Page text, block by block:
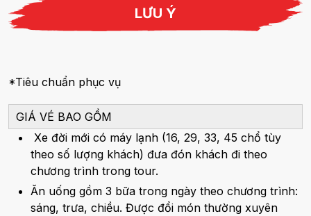
LƯU Ý
*Tiêu chuẩn phục vụ
GIÁ VÉ BAO GỒM
Xe đời mới có máy lạnh (16, 29, 33, 45 chổ tùy
theo số lượng khách) đưa đón khách đi theo
chương trình trong tour.
Ăn uống gồm 3 bữa trong ngày theo chương trình:
sáng, trưa, chiều. Được đổi món thường xuyên